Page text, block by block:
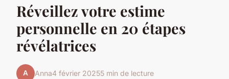
Réveillez votre estime
personnelle en 20 étapes
révélatrices
A Anna4 février 20255 min de lecture